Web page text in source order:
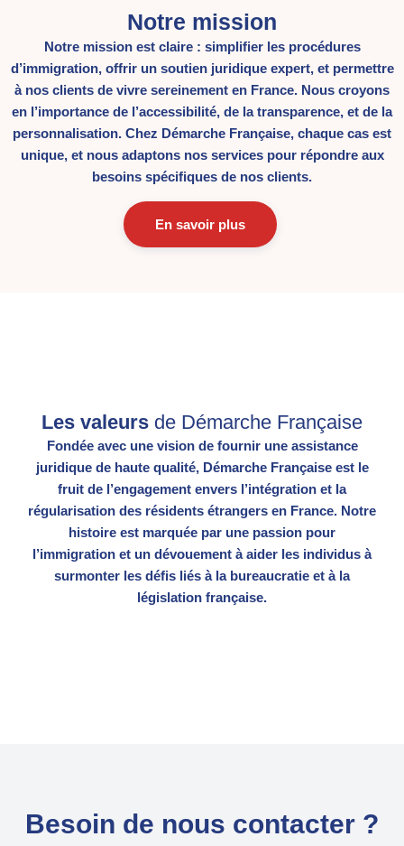
Notre mission
Notre mission est claire : simplifier les procédures
d’immigration, offrir un soutien juridique expert, et permettre
à nos clients de vivre sereinement en France. Nous croyons
en l’importance de l’accessibilité, de la transparence, et de la
personnalisation. Chez Démarche Française, chaque cas est
unique, et nous adaptons nos services pour répondre aux
besoins spécifiques de nos clients.
En savoir plus
Les valeurs de Démarche Française
Fondée avec une vision de fournir une assistance
juridique de haute qualité, Démarche Française est le
fruit de l’engagement envers l’intégration et la
régularisation des résidents étrangers en France. Notre
histoire est marquée par une passion pour
l’immigration et un dévouement à aider les individus à
surmonter les défis liés à la bureaucratie et à la
législation française.
Besoin de nous contacter ?